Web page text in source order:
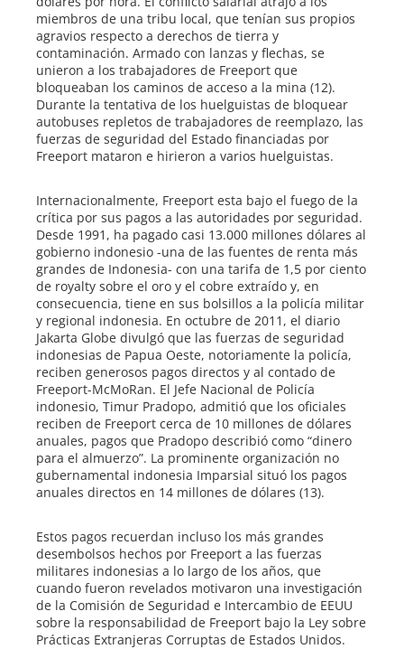
miembros de una tribu local, que tenían sus propios
agravios respecto a derechos de tierra y
contaminación. Armado con lanzas y flechas, se
unieron a los trabajadores de Freeport que
bloqueaban los caminos de acceso a la mina (12).
Durante la tentativa de los huelguistas de bloquear
autobuses repletos de trabajadores de reemplazo, las
fuerzas de seguridad del Estado financiadas por
Freeport mataron e hirieron a varios huelguistas.
Internacionalmente, Freeport esta bajo el fuego de la
crítica por sus pagos a las autoridades por seguridad.
Desde 1991, ha pagado casi 13.000 millones dólares al
gobierno indonesio -una de las fuentes de renta más
grandes de Indonesia- con una tarifa de 1,5 por ciento
de royalty sobre el oro y el cobre extraído y, en
consecuencia, tiene en sus bolsillos a la policía militar
y regional indonesia. En octubre de 2011, el diario
Jakarta Globe divulgó que las fuerzas de seguridad
indonesias de Papua Oeste, notoriamente la policía,
reciben generosos pagos directos y al contado de
Freeport-McMoRan. El Jefe Nacional de Policía
indonesio, Timur Pradopo, admitió que los oficiales
reciben de Freeport cerca de 10 millones de dólares
anuales, pagos que Pradopo describió como “dinero
para el almuerzo”. La prominente organización no
gubernamental indonesia Imparsial situó los pagos
anuales directos en 14 millones de dólares (13).
Estos pagos recuerdan incluso los más grandes
desembolsos hechos por Freeport a las fuerzas
militares indonesias a lo largo de los años, que
cuando fueron revelados motivaron una investigación
de la Comisión de Seguridad e Intercambio de EEUU
sobre la responsabilidad de Freeport bajo la Ley sobre
Prácticas Extranjeras Corruptas de Estados Unidos.